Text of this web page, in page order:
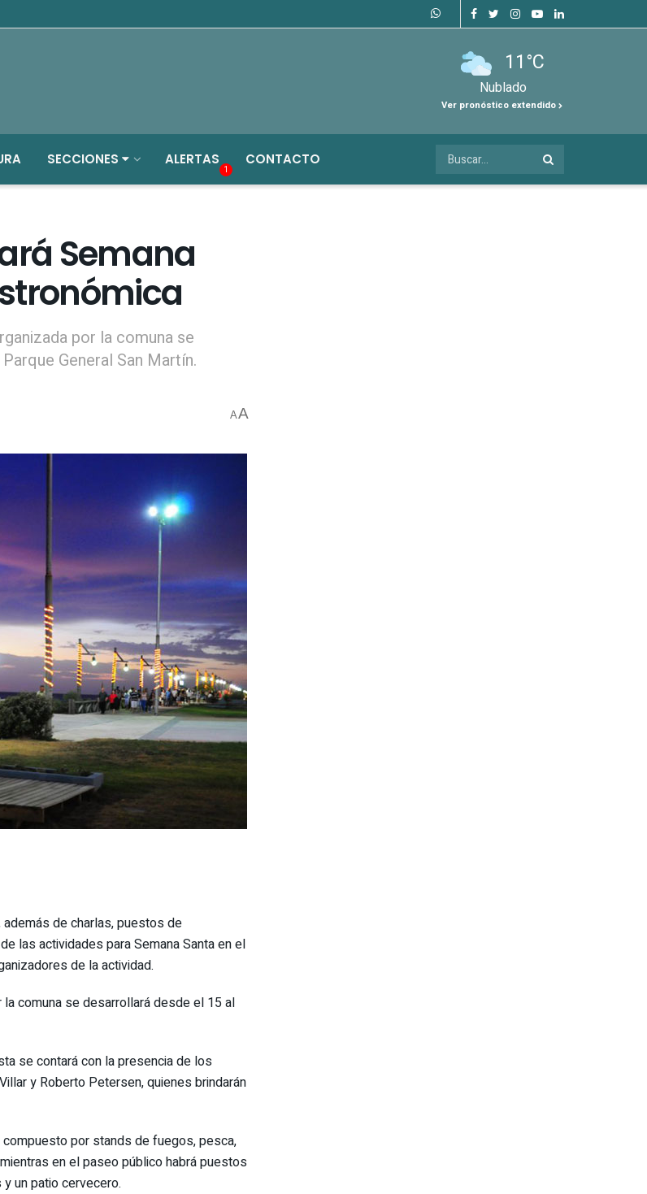
11°C
Nublado
Ver pronóstico extendido
SECCIONES ALERTAS
1
CONTACTO
Semana
por la comuna se
General San Martín.
AA
de charlas, puestos de
las actividades para Semana Santa en el
de la actividad.
comuna se desarrollará desde el 15 al
se contará con la presencia de los
y Roberto Petersen, quienes brindarán
por stands de fuegos, pesca,
en el paseo público habrá puestos
un patio cervecero.